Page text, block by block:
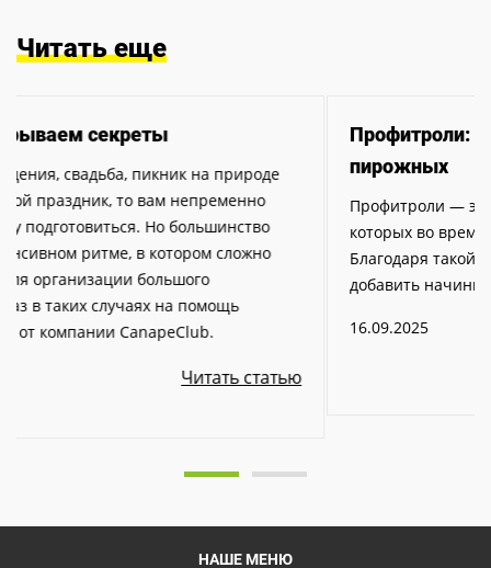
Читать еще
Кейтеринг, раскрываем секреты
Если у вас день рождения, свадьба, пикник на природе
или какой-либо другой праздник, то вам непременно
нужно хорошо к нему подготовиться. Но большинство
людей живут в интенсивном ритме, в котором сложно
выделить минутку для организации большого
мероприятия. Как раз в таких случаях на помощь
приходит кейтеринг от компании CanapeClub.
НАШЕ МЕНЮ